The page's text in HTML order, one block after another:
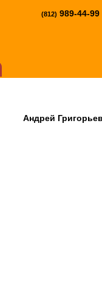
(812) 989-44-99
Андрей Григорьев